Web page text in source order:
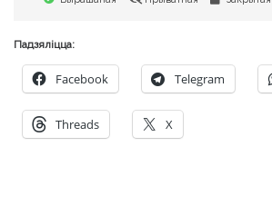
Падзяліцца:
Facebook Telegram
Threads X